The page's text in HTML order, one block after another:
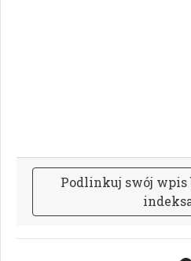
Podlinkuj swój wpis
indeks